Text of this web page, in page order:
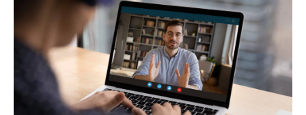
1С:Контрагент
1С-Отчетность
1С:Фреш
Доки 1С